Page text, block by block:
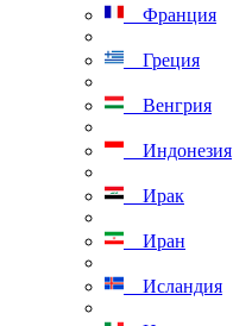
Франция
Греция
Венгрия
Индонезия
Ирак
Иран
Исландия